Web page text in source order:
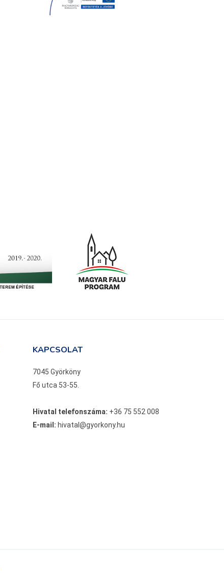
KAPCSOLAT
7045 Györköny
Fő utca 53-55.
Hivatal telefonszáma: +36 75 552 008
E-mail: hivatal@gyorkony.hu